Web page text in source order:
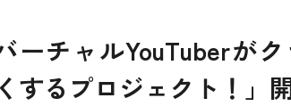
ーチャルYouTuberが
るプロジェクト！」